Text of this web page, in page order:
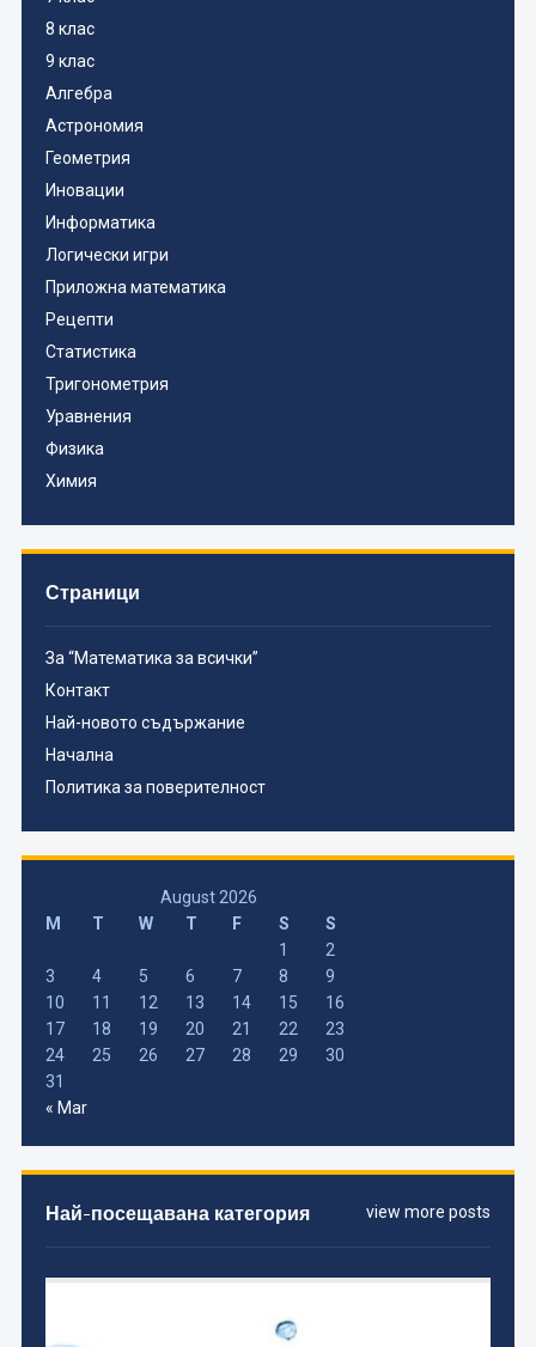
8 клас
9 клас
Алгебра
Астрономия
Геометрия
Иновации
Информатика
Логически игри
Приложна математика
Рецепти
Статистика
Тригонометрия
Уравнения
Физика
Химия
Страници
За “Математика за всички”
Контакт
Най-новото съдържание
Начална
Политика за поверителност
August 2026
M
T W T F S
S
1
2
3
4 5 6 7 8
9
10
11 12 13 14 15
16
17
18 19 20 21 22
23
24
25 26 27 28 29
30
31
« Mar
view more posts
Най-посещавана категория